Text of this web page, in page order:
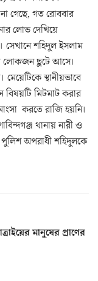
গেছে, গত রোববার
লোভ দেখিয়ে
সেখানে শহিদুল ইসলাম
লোকজন ছুটে আসে।
স্থানীয়ভাবে
মিটমাট করার
করতে রাজি হয়নি।
থানায় নারী ও
অপরাধী শহিদুলকে
মানুষের প্রাণের